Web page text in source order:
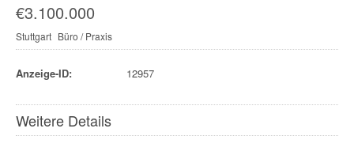
€3.100.000
Stuttgart Büro / Praxis
Anzeige-ID: 12957
Weitere Details